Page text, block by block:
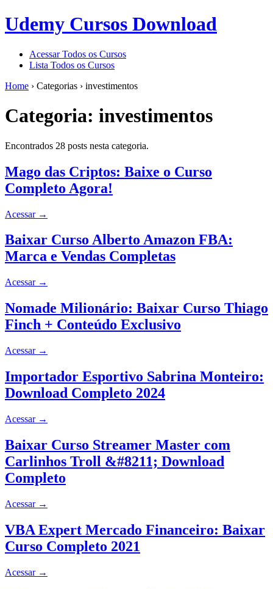
Udemy Cursos Download
Acessar Todos os Cursos
Lista Todos os Cursos
Home › Categorias › investimentos
Categoria: investimentos
Encontrados 28 posts nesta categoria.
Mago das Criptos: Baixe o Curso
Completo Agora!
Acessar →
Baixar Curso Alberto Amazon FBA:
Marca e Vendas Completas
Acessar →
Nomade Milionário: Baixar Curso Thiago
Finch + Conteúdo Exclusivo
Acessar →
Importador Esportivo Sabrina Monteiro:
Download Completo 2024
Acessar →
Baixar Curso Streamer Master com
Carlinhos Troll &#8211; Download
Completo
Acessar →
VBA Expert Mercado Financeiro: Baixar
Curso Completo 2021
Acessar →